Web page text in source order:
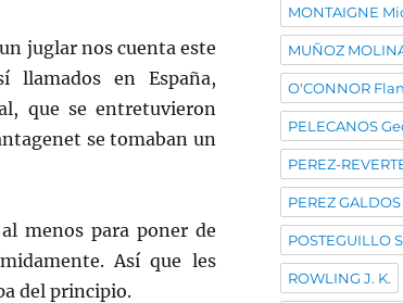
juglar nos cuenta este
llamados en España,
que se entretuvieron
se tomaban un
menos para poner de
Así que les
del principio.
MONTAIGNE
MUÑOZ
O'CONNOR
PELECANOS
PEREZ-
PEREZ
POSTEGUILLO
ROWLING J. K.